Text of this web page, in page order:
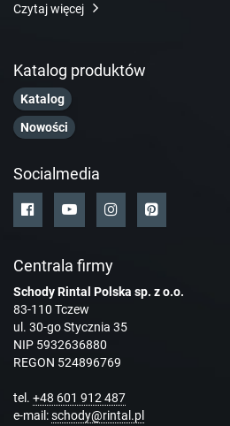
Czytaj więcej
Katalog produktów
Katalog
Nowości
Socialmedia
Centrala firmy
Schody Rintal Polska sp. z o.o.
83-110 Tczew
ul. 30-go Stycznia 35
NIP 5932636880
REGON 524896769
tel. +48 601 912 487
e-mail:schody@rintal.pl